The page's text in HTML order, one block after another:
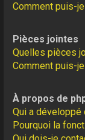
Comment puis-
Pièces jointes
Quelles pièces
Comment puis-
À propos de
Qui a
Pourquoi la